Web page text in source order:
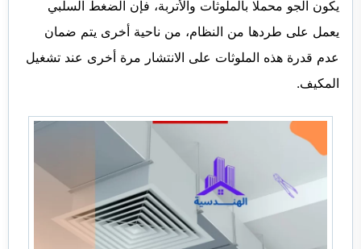
يكون الجو محملًا بالملوثات والأتربة، فإن الضغط السلبي
يعمل على طردها من النظام، من ناحية أخرى يتم ضمان
عدم قدرة هذه الملوثات على الانتشار مرة أخرى عند تشغيل
المكيف.